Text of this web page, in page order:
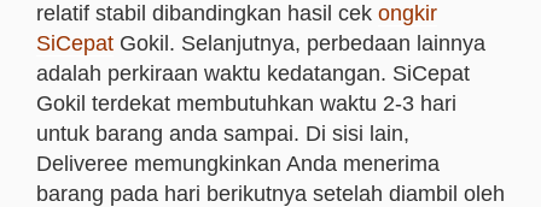
relatif stabil dibandingkan hasil cek ongkir
SiCepat Gokil. Selanjutnya, perbedaan lainnya
adalah perkiraan waktu kedatangan. SiCepat
Gokil terdekat membutuhkan waktu 2-3 hari
untuk barang anda sampai. Di sisi lain,
Deliveree memungkinkan Anda menerima
barang pada hari berikutnya setelah diambil oleh